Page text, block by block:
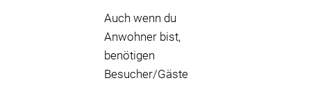
Auch wenn du
Anwohner bist,
benötigen
Besucher/Gäste